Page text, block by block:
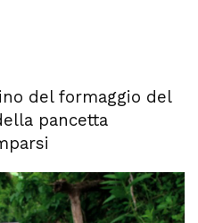
del formaggio del
pancetta